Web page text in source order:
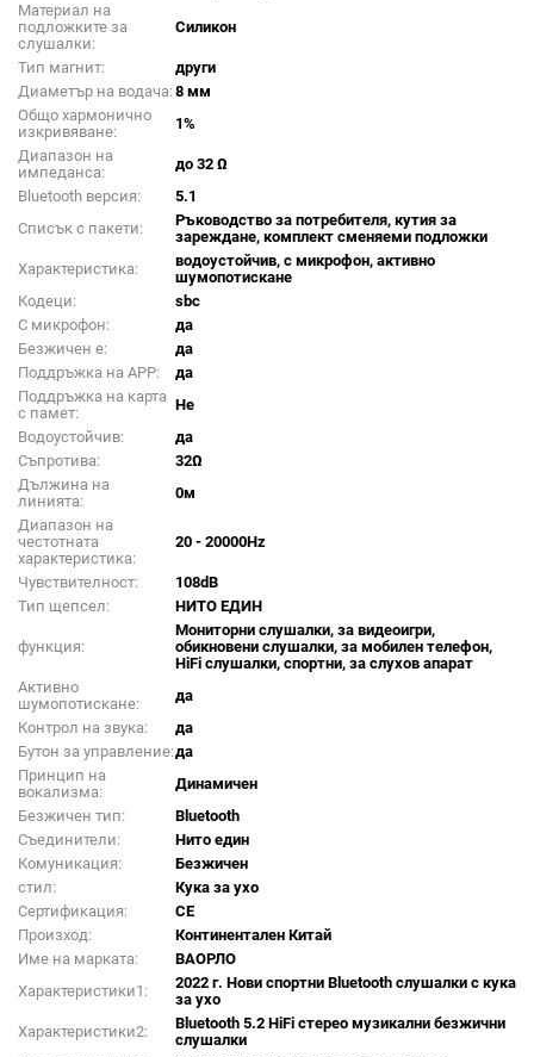
Материал на
подложките за
слушалки:
Силикон
Тип магнит:
други
Диаметър на водача: 8 мм
Общо хармонично
изкривяване:
1%
Диапазон на
импеданса:
до 32 Ω
Bluetooth версия:
5.1
Списък с пакети:
Ръководство за потребителя, кутия за
зареждане, комплект сменяеми подложки
Характеристика:
водоустойчив, с микрофон, активно
шумопотискане
Кодеци:
sbc
С микрофон:
да
Безжичен е:
да
Поддръжка на APP:
да
Поддръжка на карта
с памет:
Не
Водоустойчив:
да
Съпротива:
32Ω
Дължина на
линията:
0м
Диапазон на
честотната
характеристика:
20 - 20000Hz
Чувствителност:
108dB
Тип щепсел:
НИТО ЕДИН
функция:
Мониторни слушалки, за видеоигри,
обикновени слушалки, за мобилен телефон,
HiFi слушалки, спортни, за слухов апарат
Активно
шумопотискане:
да
Контрол на звука:
да
Бутон за управление:да
Принцип на
вокализма:
Динамичен
Безжичен тип:
Bluetooth
Съединители:
Нито един
Комуникация:
Безжичен
стил:
Кука за ухо
Сертификация:
CE
Произход:
Континентален Китай
Име на марката:
ВАОРЛО
Характеристики1:
2022 г. Нови спортни Bluetooth слушалки с кука
за ухо
Характеристики2:
Bluetooth 5.2 HiFi стерео музикални безжични
слушалки